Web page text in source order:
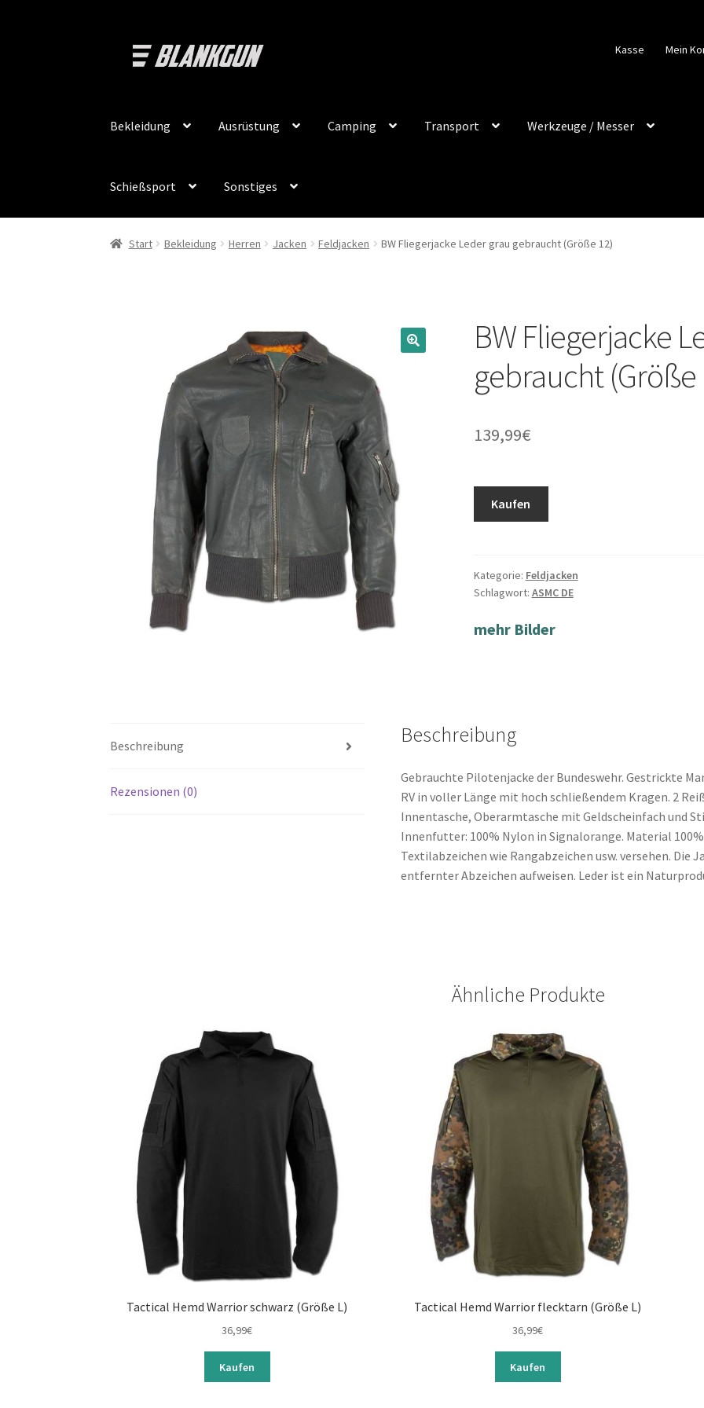
Navigation
Zum
Inhalt
Kasse Mein
Bekleidung Ausrüstung Camping Transport Werkzeuge / Messer
Schießsport Sonstiges
Start Bekleidung Herren Jacken Feldjacken BW Fliegerjacke Leder grau gebraucht (Größe 12)
BW Fliegerjacke
gebraucht (Größe
139,99€
Kaufen
Kategorie: Feldjacken
Schlagwort: ASMC DE
mehr Bilder
Beschreibung
Rezensionen (0)
Beschreibung
Gebrauchte Pilotenjacke der Bundeswehr. Gestrickte
RV in voller Länge mit hoch schließendem Kragen. 2
Innentasche, Oberarmtasche mit Geldscheinfach und
Innenfutter: 100% Nylon in Signalorange. Material
Textilabzeichen wie Rangabzeichen usw. versehen. Die
entfernter Abzeichen aufweisen. Leder ist ein
Ähnliche Produkte
Tactical Hemd Warrior schwarz (Größe L)
36,99€
Kaufen
Tactical Hemd Warrior flecktarn (Größe L)
36,99€
Kaufen